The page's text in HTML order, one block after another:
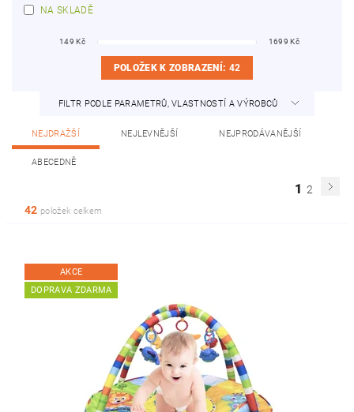
NA SKLADĚ
149 Kč 1699 Kč
POLOŽEK K ZOBRAZENÍ: 42
FILTR PODLE PARAMETRŮ, VLASTNOSTÍ A VÝROBCŮ
NEJDRAŽŠÍ NEJLEVNĚJŠÍ NEJPRODÁVANĚJŠÍ
ABECEDNĚ
1 2
42 položek celkem
AKCE
DOPRAVA ZDARMA